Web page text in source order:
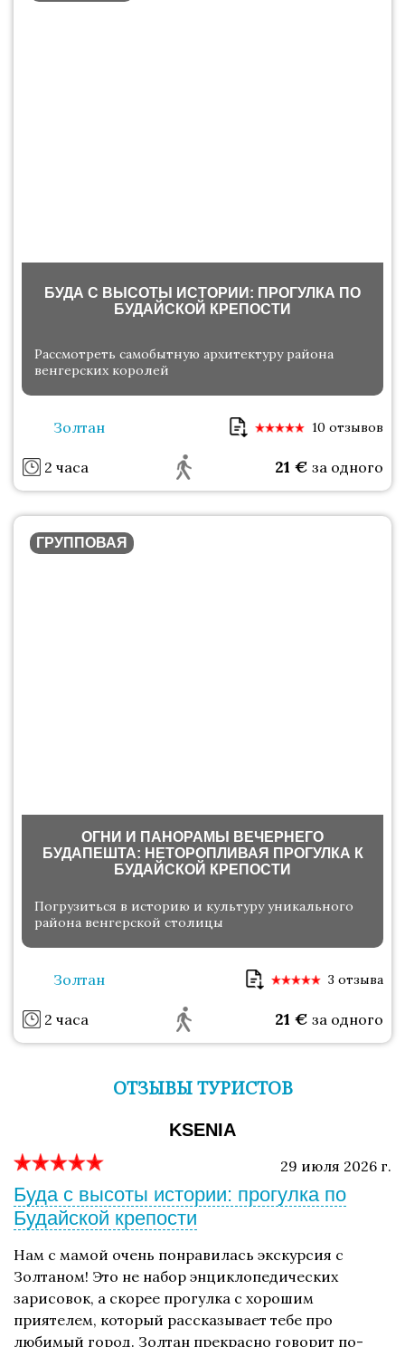
БУДА С ВЫСОТЫ ИСТОРИИ: ПРОГУЛКА ПО
БУДАЙСКОЙ КРЕПОСТИ
Рассмотреть самобытную архитектуру района
венгерских королей
Золтан 10 отзывов
2 часа 21 € за одного
ГРУППОВАЯ
ОГНИ И ПАНОРАМЫ ВЕЧЕРНЕГО
БУДАПЕШТА: НЕТОРОПЛИВАЯ ПРОГУЛКА К
БУДАЙСКОЙ КРЕПОСТИ
Погрузиться в историю и культуру уникального
района венгерской столицы
Золтан 3 отзыва
2 часа 21 € за одного
ОТЗЫВЫ ТУРИСТОВ
KSENIA
29 июля 2026 г.
Буда с высоты истории: прогулка по
Будайской крепости
Нам с мамой очень понравилась экскурсия с
Золтаном! Это не набор энциклопедических
зарисовок, а скорее прогулка с хорошим
приятелем, который рассказывает тебе про
любимый город. Золтан прекрасно говорит по-